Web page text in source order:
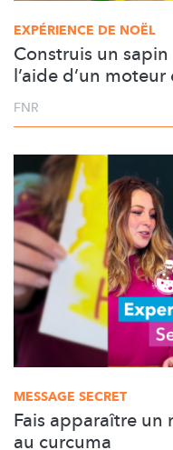
EXPÉRIENCE DE NOËL
Construis un
l’aide d’un
FNR
MESSAGE SECRET
Fais apparaître un
au curcuma